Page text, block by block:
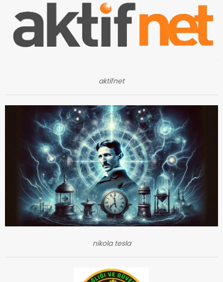
aktifnet
nikola tesla